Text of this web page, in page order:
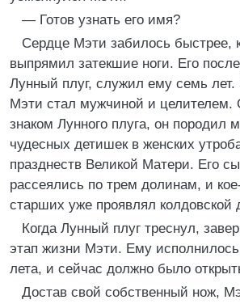
— Готов узнать его имя?
Сердце Мэти забилось быстрее,
выпрямил затекшие ноги. Его
Лунный плуг, служил ему семь лет.
Мэти стал мужчиной и целителем.
знаком Лунного плуга, он породил
чудесных детишек в женских
празднеств Великой Матери. Его
рассеялись по трем долинам, и
старших уже проявлял колдовской
Когда Лунный плуг треснул,
этап жизни Мэти. Ему
лета, и сейчас должно было
Достав свой собственный нож,